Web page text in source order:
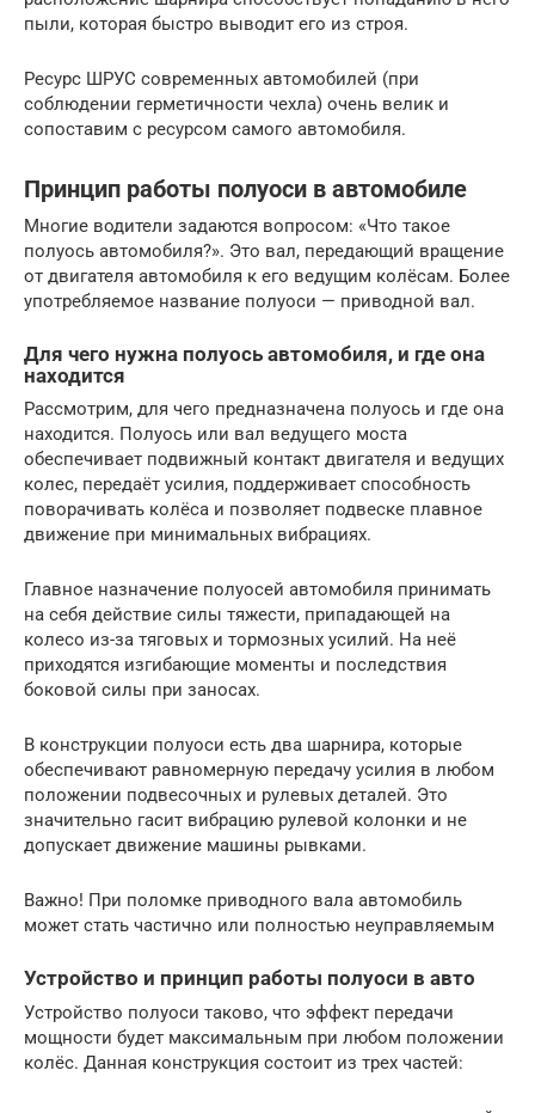
пыли, которая быстро выводит его из строя.
Ресурс ШРУС современных автомобилей (при
соблюдении герметичности чехла) очень велик и
сопоставим с ресурсом самого автомобиля.
Принцип работы полуоси в автомобиле
Многие водители задаются вопросом: «Что такое
полуось автомобиля?». Это вал, передающий вращение
от двигателя автомобиля к его ведущим колёсам. Более
употребляемое название полуоси — приводной вал.
Для чего нужна полуось автомобиля, и где она
находится
Рассмотрим, для чего предназначена полуось и где она
находится. Полуось или вал ведущего моста
обеспечивает подвижный контакт двигателя и ведущих
колес, передаёт усилия, поддерживает способность
поворачивать колёса и позволяет подвеске плавное
движение при минимальных вибрациях.
Главное назначение полуосей автомобиля принимать
на себя действие силы тяжести, припадающей на
колесо из-за тяговых и тормозных усилий. На неё
приходятся изгибающие моменты и последствия
боковой силы при заносах.
В конструкции полуоси есть два шарнира, которые
обеспечивают равномерную передачу усилия в любом
положении подвесочных и рулевых деталей. Это
значительно гасит вибрацию рулевой колонки и не
допускает движение машины рывками.
Важно! При поломке приводного вала автомобиль
может стать частично или полностью неуправляемым
Устройство и принцип работы полуоси в авто
Устройство полуоси таково, что эффект передачи
мощности будет максимальным при любом положении
колёс. Данная конструкция состоит из трех частей: